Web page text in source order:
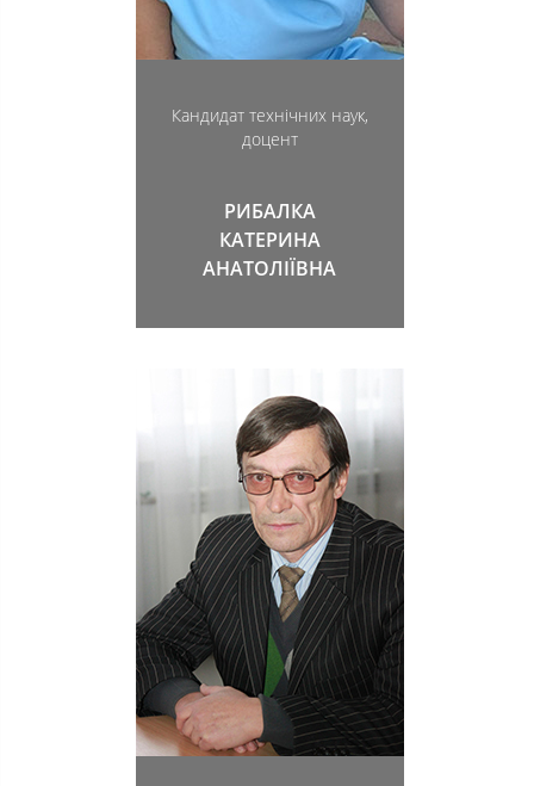
Кандидат технічних наук,
доцент
РИБАЛКА
КАТЕРИНА
АНАТОЛІЇВНА